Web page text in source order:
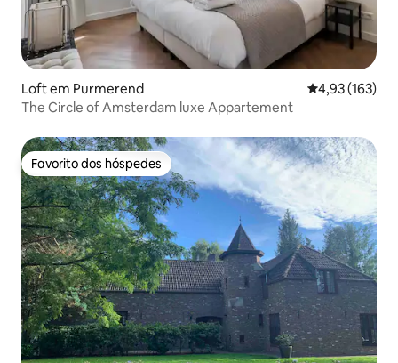
Loft em Purmerend Classificação
4,93 (163)
The Circle of Amsterdam luxe Appartement
Favorito dos hóspedes
Favorito dos hóspedes